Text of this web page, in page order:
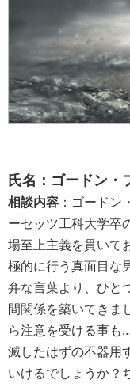
氏名：ゴードン・
相談内容 ：ゴード
ーセッツ工科大学卒
場至上主義を貫いて
極的に行う真面目な
弁な言葉より、ひと
間関係を築いてきま
ら注意を受ける事
滅したはずの不器用
いけるでしょうか？